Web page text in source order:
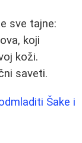
sve tajne:
koji
koži.
saveti.
Šake i